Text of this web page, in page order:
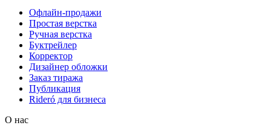
Офлайн-продажи
Простая верстка
Ручная верстка
Буктрейлер
Корректор
Дизайнер обложки
Заказ тиража
Публикация
Rideró для бизнеса
О нас